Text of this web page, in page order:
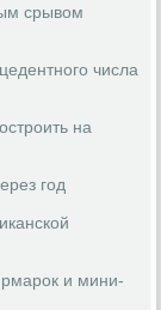
срывом
числа
на
год
и мини-